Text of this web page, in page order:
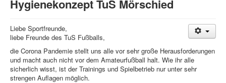
Über uns
News
Links
Bildergalerie
Hygienekonzept TuS Mörschied
Liebe Sportfreunde,
liebe Freunde des TuS Fußballs,
die Corona Pandemie stellt uns alle vor sehr große Herausforderungen
und macht auch nicht vor dem Amateurfußball halt. Wie ihr alle
sicherlich wisst, ist der Trainings und Spielbetrieb nur unter sehr
strengen Auflagen möglich.